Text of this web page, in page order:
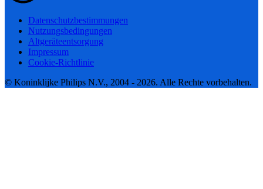
Datenschutzbestimmungen
Nutzungsbedingungen
Altgeräteentsorgung
Impressum
Cookie-Richtlinie
© Koninklijke Philips N.V., 2004 - 2026. Alle Rechte vorbehalten.